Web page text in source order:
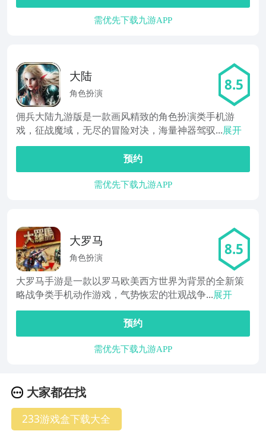
需优先下载九游APP
大陆
角色扮演 8.5
佣兵大陆九游版是一款画风精致的角色扮演类手机游
戏，征战魔域，无尽的冒险对决，海量神器驾驭...展开
预约
需优先下载九游APP
大罗马
角色扮演 8.5
大罗马手游是一款以罗马欧美西方世界为背景的全新策
略战争类手机动作游戏，气势恢宏的壮观战争...展开
预约
需优先下载九游APP
大家都在找
233游戏盒下载大全